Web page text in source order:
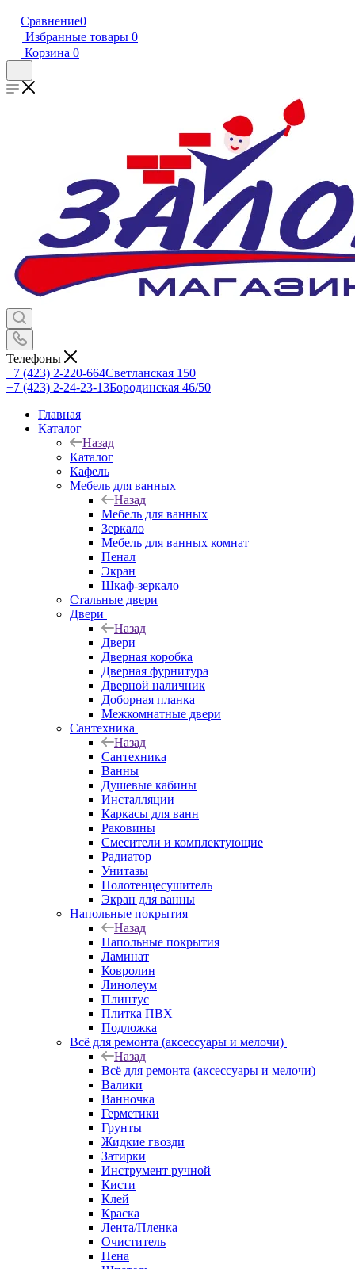
Сравнение0
Избранные товары 0
Корзина 0
Телефоны
+7 (423) 2-220-664Светланская 150
+7 (423) 2-24-23-13Бородинская 46/50
Главная
Каталог
Назад
Каталог
Кафель
Мебель для ванных
Назад
Мебель для ванных
Зеркало
Мебель для ванных комнат
Пенал
Экран
Шкаф-зеркало
Стальные двери
Двери
Назад
Двери
Дверная коробка
Дверная фурнитура
Дверной наличник
Доборная планка
Межкомнатные двери
Сантехника
Назад
Сантехника
Ванны
Душевые кабины
Инсталляции
Каркасы для ванн
Раковины
Смесители и комплектующие
Радиатор
Унитазы
Полотенцесушитель
Экран для ванны
Напольные покрытия
Назад
Напольные покрытия
Ламинат
Ковролин
Линолеум
Плинтус
Плитка ПВХ
Подложка
Всё для ремонта (аксессуары и мелочи)
Назад
Всё для ремонта (аксессуары и мелочи)
Валики
Ванночка
Герметики
Грунты
Жидкие гвозди
Затирки
Инструмент ручной
Кисти
Клей
Краска
Лента/Пленка
Очиститель
Пена